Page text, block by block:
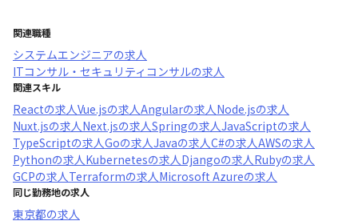
関連職種
システムエンジニアの求人
ITコンサル・セキュリティコンサルの求人
関連スキル
Reactの求人Vue.jsの求人Angularの求人Node.jsの求人
Nuxt.jsの求人Next.jsの求人Springの求人JavaScriptの求人
TypeScriptの求人Goの求人Javaの求人C#の求人AWSの求人
Pythonの求人Kubernetesの求人Djangoの求人Rubyの求人
GCPの求人Terraformの求人Microsoft Azureの求人
同じ勤務地の求人
東京都の求人